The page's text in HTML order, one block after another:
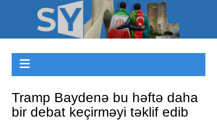
Sizinyol.org
Tramp Baydenə bu həftə daha
bir debat keçirməyi təklif edib